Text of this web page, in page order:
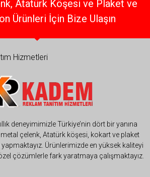
Atatürk Köşesi ve Plaket ve
Ürünleri İçin Bize Ulaşın
Hizmetleri
deneyimimizle Türkiye’nin dört bir yanına
metal çelenk, Atatürk köşesi, kokart ve plaket
yapmaktayız. Ürünlerimizde en yüksek kaliteyi
çözümlerle fark yaratmaya çalışmaktayız.